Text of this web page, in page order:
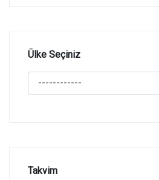
Ülke Seçiniz
Takvim